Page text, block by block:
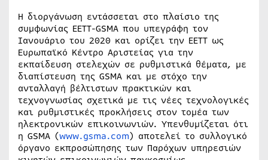
Η διοργάνωση εντάσσεται στο πλαίσιο της
συμφωνίας EETT-GSMA που υπεγράφη τον
Ιανουάριο του 2020 και ορίζει την ΕΕΤΤ ως
Ευρωπαϊκό Κέντρο Αριστείας για την
εκπαίδευση στελεχών σε ρυθμιστικά θέματα, με
διαπίστευση της GSMA και με στόχο την
ανταλλαγή βέλτιστων πρακτικών και
τεχνογνωσίας σχετικά με τις νέες τεχνολογικές
και ρυθμιστικές προκλήσεις στον τομέα των
ηλεκτρονικών επικοινωνιών. Υπενθυμίζεται ότι
η GSMA (www.gsma.com) αποτελεί το συλλογικό
όργανο εκπροσώπησης των Παρόχων υπηρεσιών